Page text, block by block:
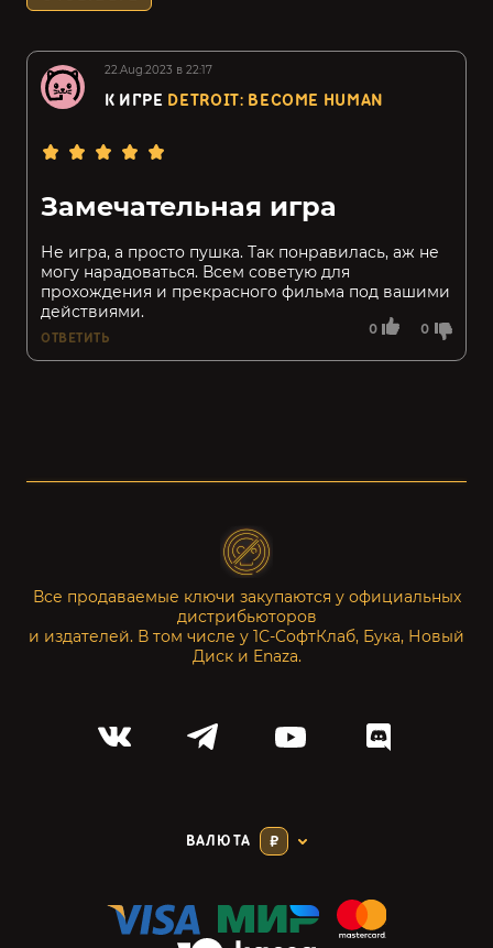
22.Aug.2023 в 22:17
К ИГРЕ DETROIT: BECOME HUMAN
0 0
Замечательная игра
Не игра, а просто пушка. Так понравилась, аж не
могу нарадоваться. Всем советую для
прохождения и прекрасного фильма под вашими
действиями.
ОТВЕТИТЬ
Все продаваемые ключи закупаются у официальных
дистрибьюторов
и издателей. В том числе у 1С-СофтКлаб, Бука, Новый
Диск и Enaza.
ВАЛЮТА ₽